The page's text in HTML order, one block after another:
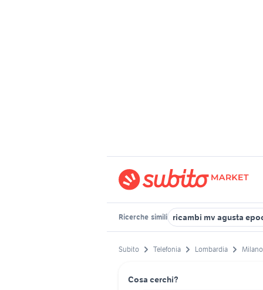
Ricerche simili ricambi mv agusta
Subito Telefonia Lombardia
Cosa cerchi?